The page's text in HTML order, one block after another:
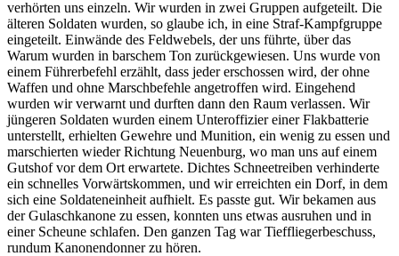
verhörten uns einzeln. Wir wurden in zwei Gruppen aufgeteilt. Die
älteren Soldaten wurden, so glaube ich, in eine Straf-Kampfgruppe
eingeteilt. Einwände des Feldwebels, der uns führte, über das
Warum wurden in barschem Ton zurückgewiesen. Uns wurde von
einem Führerbefehl erzählt, dass jeder erschossen wird, der ohne
Waffen und ohne Marschbefehle angetroffen wird. Eingehend
wurden wir verwarnt und durften dann den Raum verlassen. Wir
jüngeren Soldaten wurden einem Unteroffizier einer Flakbatterie
unterstellt, erhielten Gewehre und Munition, ein wenig zu essen und
marschierten wieder Richtung Neuenburg, wo man uns auf einem
Gutshof vor dem Ort erwartete. Dichtes Schneetreiben verhinderte
ein schnelles Vorwärtskommen, und wir erreichten ein Dorf, in dem
sich eine Soldateneinheit aufhielt. Es passte gut. Wir bekamen aus
der Gulaschkanone zu essen, konnten uns etwas ausruhen und in
einer Scheune schlafen. Den ganzen Tag war Tieffliegerbeschuss,
rundum Kanonendonner zu hören.